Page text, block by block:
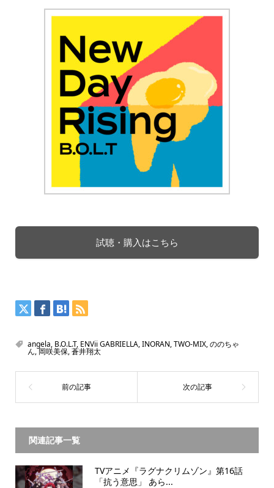
試聴・購入はこちら
angela, B.O.L.T, ENVii GABRIELLA,INORAN,TWO-MIX,ののちゃ
ん,岡咲美保,蒼井翔太
関連記事一覧
TVアニメ『ラグナクリムゾン』第16話
「抗う意思」 あら...